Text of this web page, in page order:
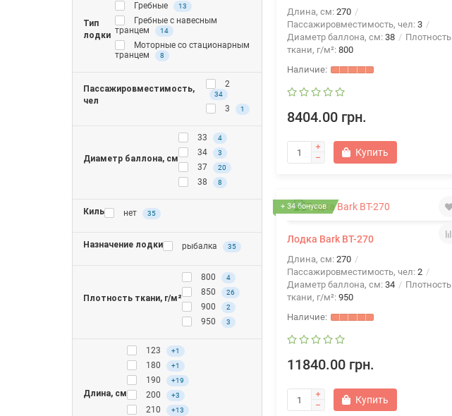
Тип
лодки
Гребные 13
Гребные с навесным
транцем
14
Моторные со стационарным
транцем
8
Пассажировместимость,
чел
2
34
3 1
Диаметр баллона, см
33 4
34 3
37 20
38 8
Киль нет 35
Назначение лодки рыбалка 35
Плотность ткани, г/м²
800 4
850 26
900 2
950 3
Длина, см
123 +1
180 +1
190 +19
200 +3
210 +13
Длина, см: 270
Пассажировместимость, чел: 3
Диаметр баллона, см: 38
Плотность
ткани, г/м²: 800
8404.00 грн.
Купить
+ 34 бонусов
Лодка Bark BT-270
Длина, см: 270
Пассажировместимость, чел: 2
Диаметр баллона, см: 34
Плотность
ткани, г/м²: 950
11840.00 грн.
Купить